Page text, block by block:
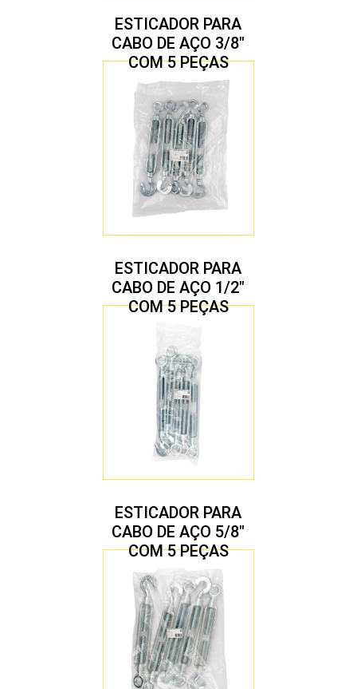
ESTICADOR PARA
CABO DE AÇO 3/8″
COM 5 PEÇAS
ESTICADOR PARA
CABO DE AÇO 1/2″
COM 5 PEÇAS
ESTICADOR PARA
CABO DE AÇO 5/8″
COM 5 PEÇAS